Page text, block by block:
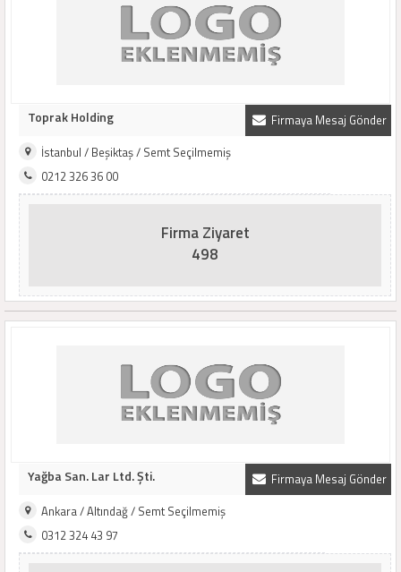
Firmaya Mesaj Gönder
Toprak Holding
İstanbul / Beşiktaş / Semt Seçilmemiş
0212 326 36 00
Firma Ziyaret
498
Firmaya Mesaj Gönder
Yağba San. Lar Ltd. Şti.
Ankara / Altındağ / Semt Seçilmemiş
0312 324 43 97